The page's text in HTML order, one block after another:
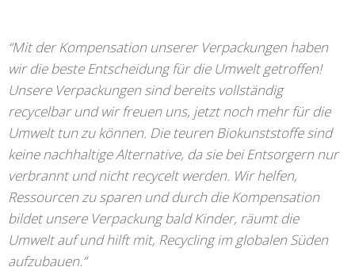
“Mit der Kompensation unserer Verpackungen haben
wir die beste Entscheidung für die Umwelt getroffen!
Unsere Verpackungen sindbereits vollständig
recycelbar und wir freuen uns, jetzt noch mehr für die
Umwelt tun zu können. Die teuren Biokunststoffe sind
keinenachhaltigeAlternative, da sie bei Entsorgern nur
verbrannt und nicht recycelt werden. Wir helfen,
Ressourcen zu sparen und durch die Kompensation
bildet unsere Verpackung bald Kinder, räumt die
Umwelt auf und hilft mit, Recycling im globalen Süden
aufzubauen.”